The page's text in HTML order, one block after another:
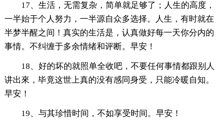
17、生活，无需复杂，简单就足够了；人生的高度，
一半始于个人努力，一半源自众多选择。人生，有时就在
半梦半醒之间！真实的生活是，认真做好每一天你分内的
事情。不纠缠于多余情绪和评断。早安！
18、好的坏的就照单全收吧，不要任何事情都跟别人
讲出來，毕竟这世上真的没有感同身受，只能冷暖自知。
早安！
19、与其珍惜时间，不如享受时间。早安！